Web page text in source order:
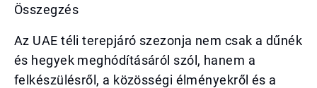
Összegzés
Az UAE téli terepjáró szezonja nem csak a dűnék
és hegyek meghódításáról szól, hanem a
felkészülésről, a közösségi élményekről és a